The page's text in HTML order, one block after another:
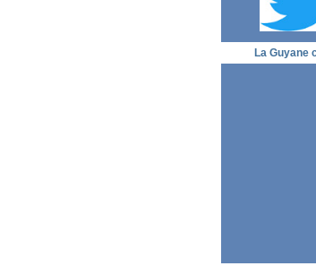
La Guyane